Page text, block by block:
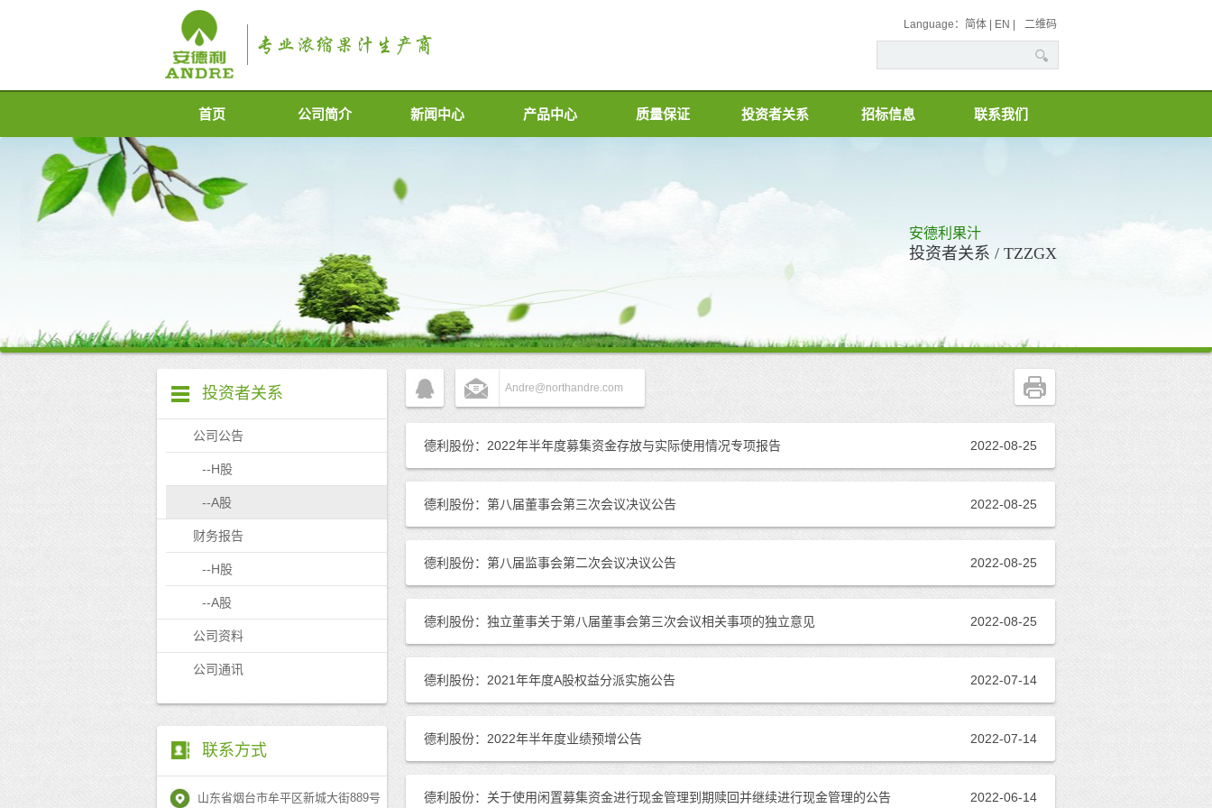
Language： 简体 EN 二维码
首页 公司简介 新闻中心 产品中心 质量保证 投资者关系 招标信息 联系我们
安德利果汁
投资者关系 / TZZGX
投资者关系
公司公告
--H股
--A股
财务报告
--H股
--A股
公司资料
公司通讯
联系方式
山东省烟台市牟平区新城大街889号
Andre@northandre.com
德利股份：2022年半年度募集资金存放与实际使用情况专项报告 2022-08-25
德利股份：第八届董事会第三次会议决议公告 2022-08-25
德利股份：第八届监事会第二次会议决议公告 2022-08-25
德利股份：独立董事关于第八届董事会第三次会议相关事项的独立意见 2022-08-25
德利股份：2021年年度A股权益分派实施公告 2022-07-14
德利股份：2022年半年度业绩预增公告 2022-07-14
德利股份：关于使用闲置募集资金进行现金管理到期赎回并继续进行现金管理的公告 2022-06-14